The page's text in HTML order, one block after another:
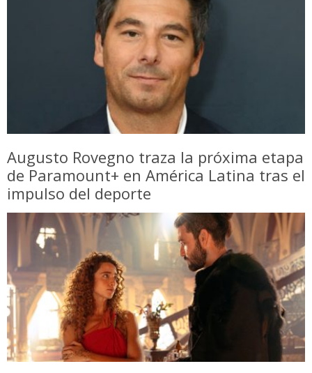
Augusto Rovegno traza la próxima etapa
de Paramount+ en América Latina tras el
impulso del deporte